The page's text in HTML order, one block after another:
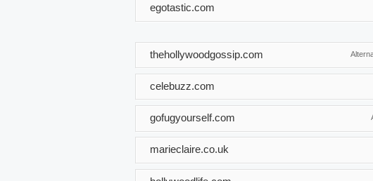
egotastic.com
thehollywoodgossip.com
celebuzz.com
gofugyourself.com
marieclaire.co.uk